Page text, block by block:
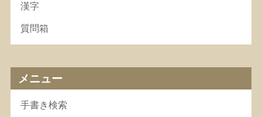
漢字
質問箱
メニュー
手書き検索